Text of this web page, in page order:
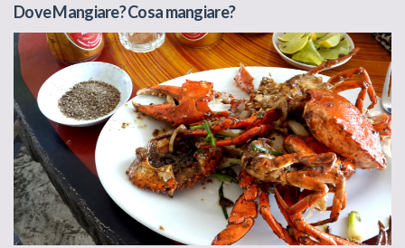
Dove Mangiare? Cosa mangiare?